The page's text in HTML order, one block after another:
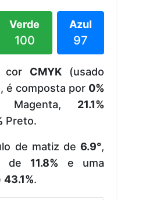
Verde
100
Azul
97
cor CMYK(usado
é composta por 0%
Magenta, 21.1%
Preto.
de matiz de 6.9°,
de 11.8% e uma
43.1%.